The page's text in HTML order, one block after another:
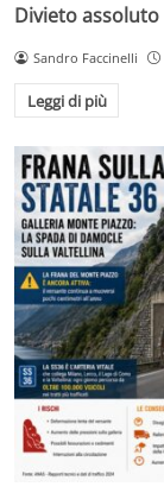
Divieto
Sandro Faccinelli
Leggi di più